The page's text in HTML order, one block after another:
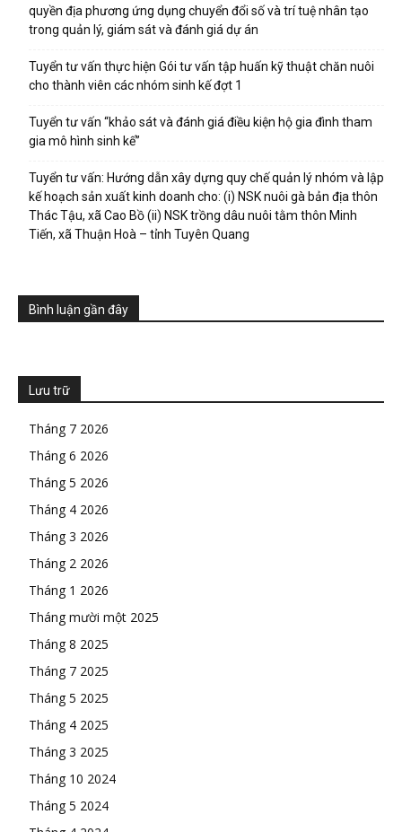
quyền địa phương ứng dụng chuyển đổi số và trí tuệ nhân tạo
trong quản lý, giám sát và đánh giá dự án
Tuyển tư vấn thực hiện Gói tư vấn tập huấn kỹ thuật chăn nuôi
cho thành viên các nhóm sinh kế đợt 1
Tuyển tư vấn “khảo sát và đánh giá điều kiện hộ gia đình tham
gia mô hình sinh kế”
Tuyển tư vấn: Hướng dẫn xây dựng quy chế quản lý nhóm và lập
kế hoạch sản xuất kinh doanh cho: (i) NSK nuôi gà bản địa thôn
Thác Tậu, xã Cao Bồ (ii) NSK trồng dâu nuôi tằm thôn Minh
Tiến, xã Thuận Hoà – tỉnh Tuyên Quang
Bình luận gần đây
Lưu trữ
Tháng 7 2026
Tháng 6 2026
Tháng 5 2026
Tháng 4 2026
Tháng 3 2026
Tháng 2 2026
Tháng 1 2026
Tháng mười một 2025
Tháng 8 2025
Tháng 7 2025
Tháng 5 2025
Tháng 4 2025
Tháng 3 2025
Tháng 10 2024
Tháng 5 2024